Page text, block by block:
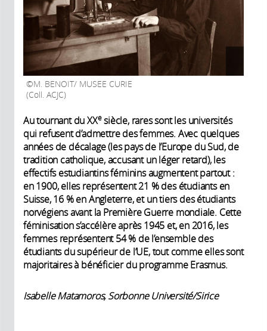
M. BENOIT/ MUSEE CURIE
(Coll. ACJC)
Au tournant du XXesiècle, rares sont les universités
qui refusent d’admettre des femmes. Avec quelques
années de décalage (les pays de l’Europe du Sud, de
tradition catholique, accusant un léger retard), les
effectifs estudiantins féminins augmentent partout :
en 1900, elles représentent 21 % des étudiants en
Suisse, 16 % en Angleterre, et un tiers des étudiants
norvégiens avant la Première Guerre mondiale. Cette
féminisation s’accélère après 1945 et, en 2016, les
femmes représentent 54 % de l’ensemble des
étudiants du supérieur de l’UE, tout comme elles sont
majoritaires à bénéficier du programme Erasmus.
Isabelle Matamoros, Sorbonne Université/Sirice